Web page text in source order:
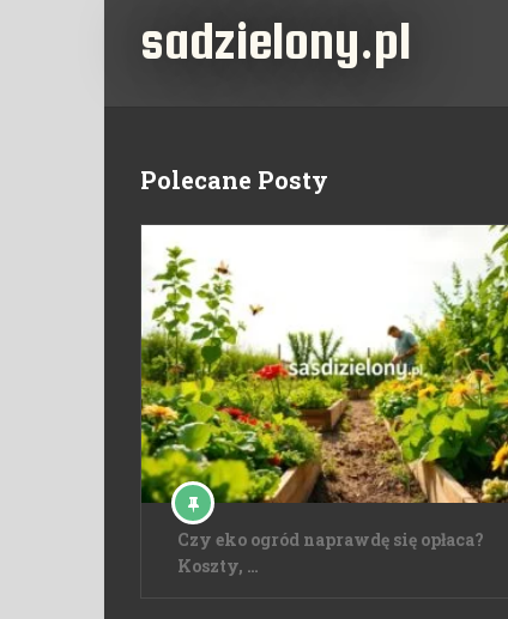
sadzielony.pl
Polecane Posty
Czy eko ogród naprawdę się opłaca?
Koszty, …